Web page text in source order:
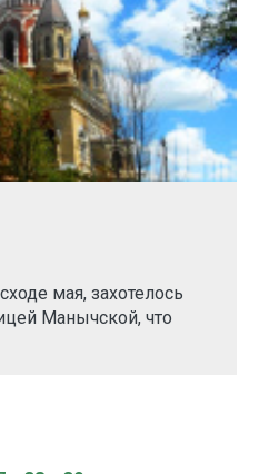
мая, захотелось
Манычской, что